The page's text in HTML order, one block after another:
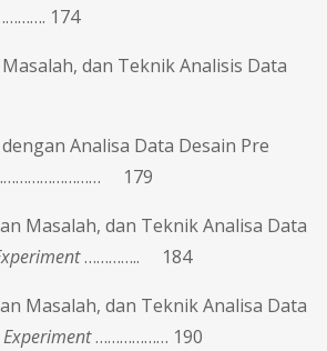
174
dan Teknik Analisis Data
Analisa Data Desain Pre
179
Masalah, dan Teknik Analisa Data
………….. 184
Masalah, dan Teknik Analisa Data
……………… 190